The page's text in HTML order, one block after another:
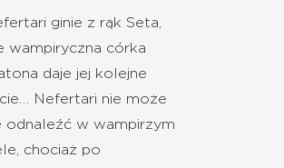
ginie z rąk Seta,
wampiryczna córka
daje jej kolejne
Nefertari nie może
odnaleźć w wampirzym
chociaż po